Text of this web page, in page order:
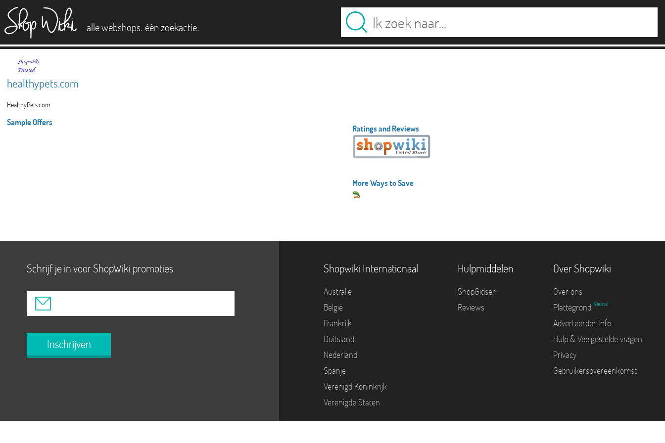
alle webshops. één zoekactie.
healthypets.com
HealthyPets.com
Sample Offers
Ratings and Reviews
More Ways to Save
Schrijf je in voor ShopWiki promoties
Inschrijven
Shopwiki Internationaal
Australië
België
Frankrijk
Duitsland
Nederland
Spanje
Verenigd Koninkrijk
Verenigde Staten
Hulpmiddelen
ShopGidsen
Reviews
Over Shopwiki
Over ons
Plattegrond Nieuw!
Adverteerder Info
Hulp & Veelgestelde vragen
Privacy
Gebruikersovereenkomst